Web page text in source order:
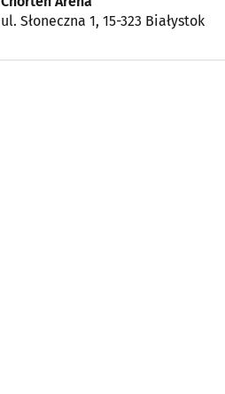
ul. Słoneczna 1, 15-323 Białystok